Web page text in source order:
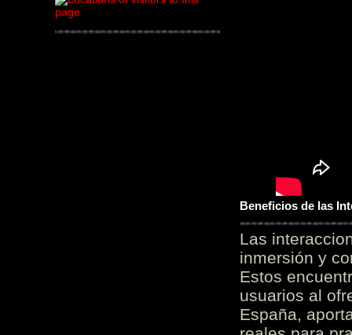
Beneficios de las
Las
inmersión y
Estos
usuarios al
España,